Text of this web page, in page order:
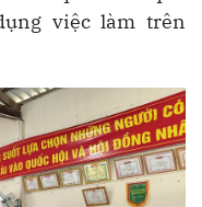
việc làm trên